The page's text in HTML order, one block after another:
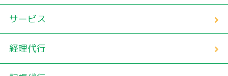
サービス
経理代行